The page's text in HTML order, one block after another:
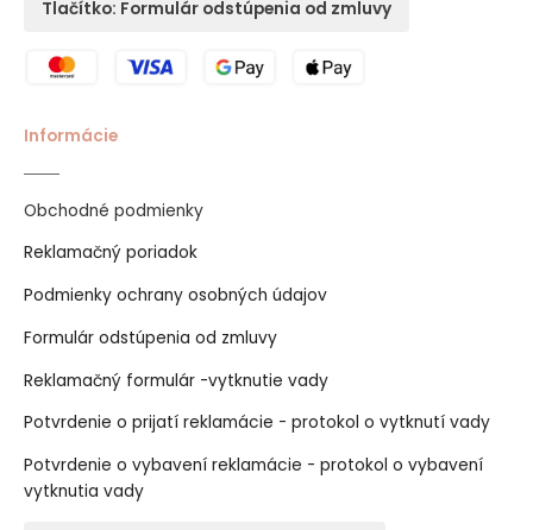
Tlačítko: Formulár odstúpenia od zmluvy
Informácie
Obchodné podmienky
Reklamačný poriadok
Podmienky ochrany osobných údajov
Formulár odstúpenia od zmluvy
Reklamačný formulár -vytknutie vady
Potvrdenie o prijatí reklamácie - protokol o vytknutí vady
Potvrdenie o vybavení reklamácie - protokol o vybavení
vytknutia vady